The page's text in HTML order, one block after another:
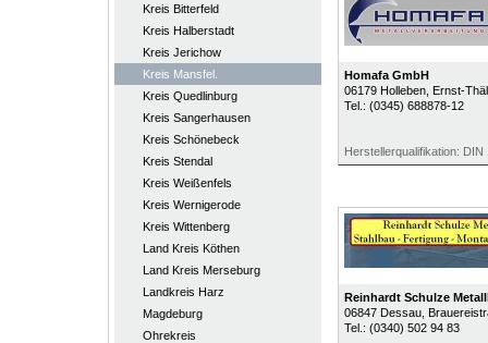
Kreis Bitterfeld
Kreis Halberstadt
Kreis Jerichow
Kreis Mansfel.
Kreis Quedlinburg
Kreis Sangerhausen
Kreis Schönebeck
Kreis Stendal
Kreis Weißenfels
Kreis Wernigerode
Kreis Wittenberg
Land Kreis Köthen
Land Kreis Merseburg
Landkreis Harz
Magdeburg
Ohrekreis
Homafa GmbH
06179 Holleben, Ernst-
Tel.: (0345) 688878-12
Herstellerqualifikation:
Reinhardt Schulze
06847 Dessau,
Tel.: (0340) 502 94 83